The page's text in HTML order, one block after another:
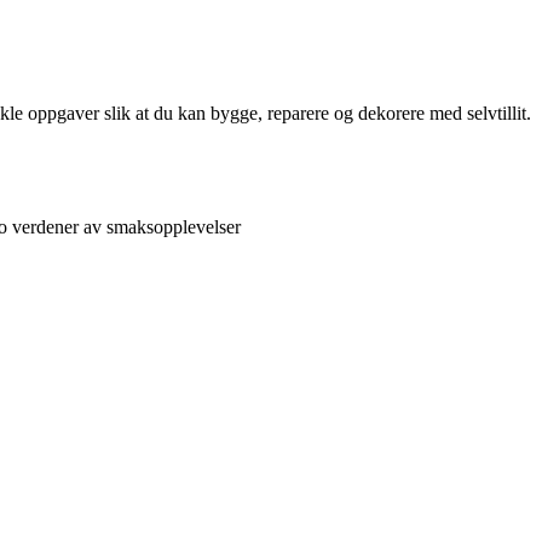
oppgaver slik at du kan bygge, reparere og dekorere med selvtillit.
verdener av smaksopplevelser